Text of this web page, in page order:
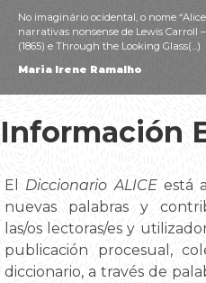
No imaginário ocidental, o nome
narrativas nonsense de Lewis Carroll
(1865) e Through the Looking Glass(...)
Maria Irene Ramalho
Información
El Diccionario ALICEestá
nuevas palabras y
las/os lectoras/es y
publicación procesual,
diccionario, a través de